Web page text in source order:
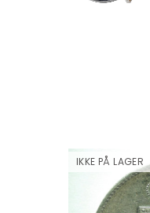
IKKE PÅ LAGER